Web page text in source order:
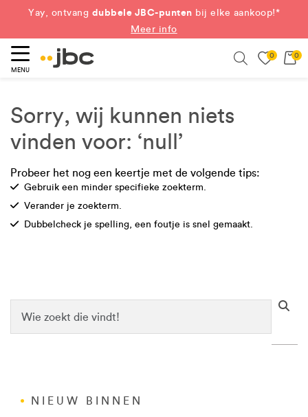
Yay, ontvang dubbele JBC-punten bij elke aankoop!*
Meer info
MENU
0 0
Sorry, wij kunnen niets
vinden voor: ‘null’
Probeer het nog een keertje met de volgende tips:
Check
Gebruik een minder specifieke zoekterm.
Check
Verander je zoekterm.
Check
Dubbelcheck je spelling, een foutje is snel gemaakt.
NIEUW BINNEN